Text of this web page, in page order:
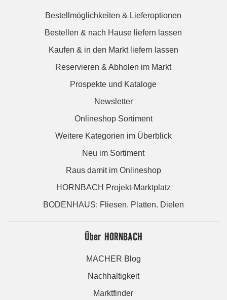
Bestellmöglichkeiten & Lieferoptionen
Bestellen & nach Hause liefern lassen
Kaufen & in den Markt liefern lassen
Reservieren & Abholen im Markt
Prospekte und Kataloge
Newsletter
Onlineshop Sortiment
Weitere Kategorien im Überblick
Neu im Sortiment
Raus damit im Onlineshop
HORNBACH Projekt-Marktplatz
BODENHAUS: Fliesen. Platten. Dielen
Über HORNBACH
MACHER Blog
Nachhaltigkeit
Marktfinder